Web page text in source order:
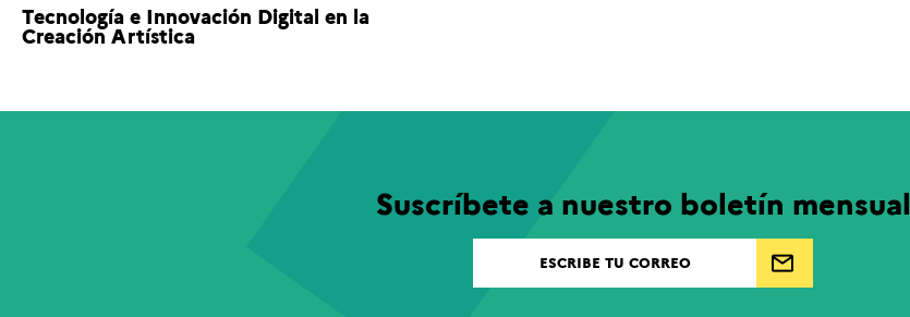
Tecnología e Innovación Digital en la
Creación Artística
Suscríbete a nuestro boletín mensual